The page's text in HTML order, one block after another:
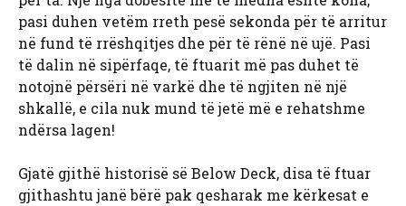
pasi duhen vetëm rreth pesë sekonda për të arritur
në fund të rrëshqitjes dhe për të rënë në ujë. Pasi
të dalin në sipërfaqe, të ftuarit më pas duhet të
notojnë përsëri në varkë dhe të ngjiten në një
shkallë, e cila nuk mund të jetë më e rehatshme
ndërsa lagen!
Gjatë gjithë historisë së Below Deck, disa të ftuar
gjithashtu janë bërë pak qesharak me kërkesat e